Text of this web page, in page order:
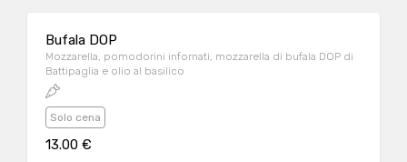
Bufala DOP
Mozzarella, pomodorini infornati, mozzarella di bufala DOP di
Battipaglia e olio al basilico
Solo cena
13.00 €